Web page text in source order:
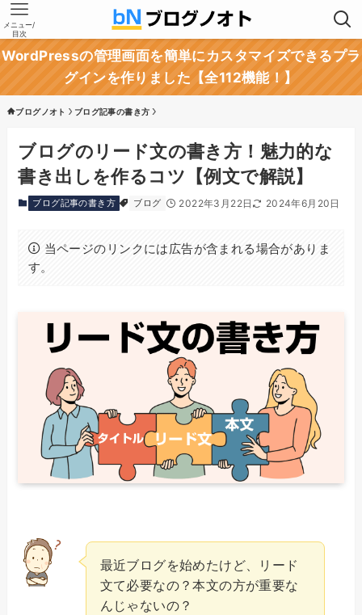
メニュー/
目次
WordPressの管理画面を簡単にカスタマイズできるプラ
グインを作りました【全112機能！】
ブログノオト ブログ記事の書き方
ブログのリード文の書き方！魅力的な
書き出しを作るコツ【例文で解説】
ブログ記事の書き方 ブログ 2022年3月22日 2024年6月20日
当ページのリンクには広告が含まれる場合がありま
す。
最近ブログを始めたけど、リード
文て必要なの？本文の方が重要な
んじゃないの？